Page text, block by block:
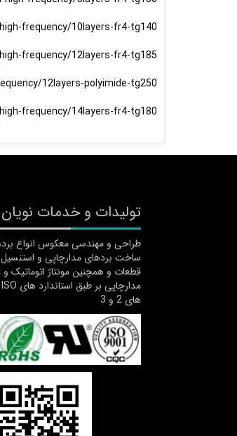
frequency/10layers-fr4-tg140
frequency/12layers-fr4-tg185
12layers-polyimide-tg250
frequency/14layers-fr4-tg180
تولیدات و خدمات نویان
طراحی و مهندسی معکوس انواع
ساخت بردهای مدارچاپی و استنسیل
قطعات و همچنین مونتاژ اتوماتیک
های 2 و 3